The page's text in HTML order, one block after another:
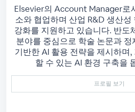
Elsevier의 Account Manager로
소와 협업하며 산업 R&D 생산성
강화를 지원하고 있습니다. 반도
분야를 중심으로 학술 논문과
기반한 AI 활용 전략을 제시하며
할 수 있는 AI 환경 구축을
프로필 보기